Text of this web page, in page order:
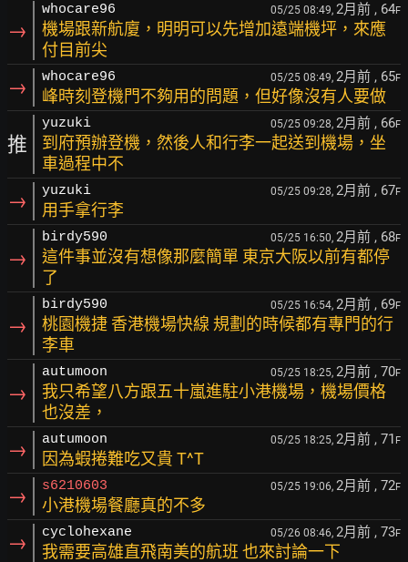
→
whocare96 05/25 08:49, 2月前 , 64F
機場跟新航廈，明明可以先增加遠端機坪，來應
付目前尖
→ whocare96 05/25 08:49, 2月前 , 65F
峰時刻登機門不夠用的問題，但好像沒有人要做
推
yuzuki 05/25 09:28, 2月前 , 66F
到府預辦登機，然後人和行李一起送到機場，坐
車過程中不
→ yuzuki 05/25 09:28, 2月前 , 67F
用手拿行李
→
birdy590 05/25 16:50, 2月前 , 68F
這件事並沒有想像那麼簡單 東京大阪以前有都停
了
→
birdy590 05/25 16:54, 2月前 , 69F
桃園機捷 香港機場快線 規劃的時候都有專門的行
李車
→
autumoon 05/25 18:25, 2月前 , 70F
我只希望八方跟五十嵐進駐小港機場，機場價格
也沒差，
→ autumoon 05/25 18:25, 2月前 , 71 F
因為蝦捲難吃又貴 T^T
→ s6210603 05/25 19:06, 2月前 , 72F
小港機場餐廳真的不多
→ cyclohexane 05/26 08:46, 2月前 , 73F
我需要高雄直飛南美的航班 也來討論一下